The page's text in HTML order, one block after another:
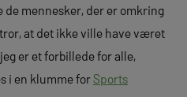
de mennesker, der er omkring
at det ikke ville have været
er et forbillede for alle,
i en klumme forSports